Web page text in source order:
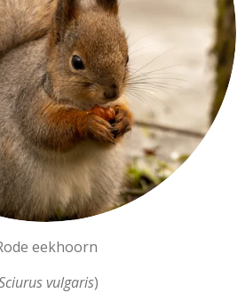
eekhoorn
vulgaris)